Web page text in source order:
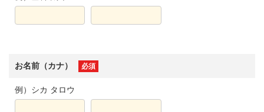
お名前（カナ） 必須
例）シカ タロウ